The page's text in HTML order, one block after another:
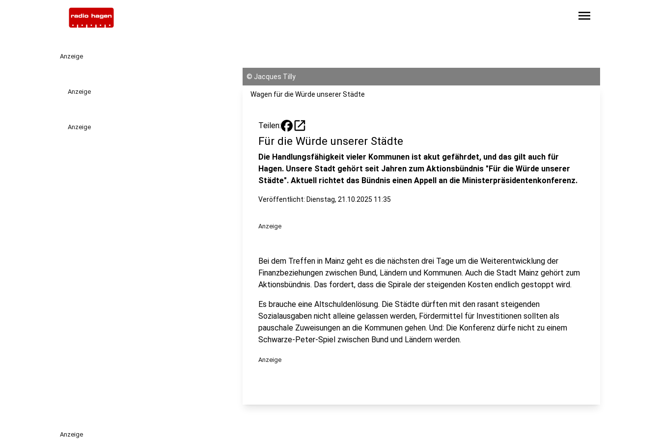
menu
Anzeige
Anzeige
Anzeige
© Jacques Tilly
Wagen für die Würde unserer Städte
Teilen: open_in_new
Für die Würde unserer Städte
Die Handlungsfähigkeit vieler Kommunen ist akut gefährdet, und das gilt auch für
Hagen. Unsere Stadt gehört seit Jahren zum Aktionsbündnis "Für die Würde unserer
Städte". Aktuell richtet das Bündnis einen Appell an die Ministerpräsidentenkonferenz.
Veröffentlicht: Dienstag, 21.10.2025 11:35
Anzeige
Bei dem Treffen in Mainz geht es die nächsten drei Tage um die Weiterentwicklung der
Finanzbeziehungen zwischen Bund, Ländern und Kommunen. Auch die Stadt Mainz gehört zum
Aktionsbündnis. Das fordert, dass die Spirale der steigenden Kosten endlich gestoppt wird.
Es brauche eine Altschuldenlösung. Die Städte dürften mit den rasant steigenden
Sozialausgaben nicht alleine gelassen werden, Fördermittel für Investitionen sollten als
pauschale Zuweisungen an die Kommunen gehen. Und: Die Konferenz dürfe nicht zu einem
Schwarze-Peter-Spiel zwischen Bund und Ländern werden.
Anzeige
Anzeige